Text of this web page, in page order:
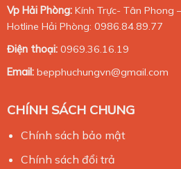
Vp Hải Phòng:Kính Trực- Tân Phong
Hotline Hải Phòng: 0986.84.89.77
Điện thoại:0969.36.16.19
Email:bepphuchungvn@gmail.com
CHÍNH SÁCH CHUNG
Chính sách bảo mật
Chính sách đổi trả